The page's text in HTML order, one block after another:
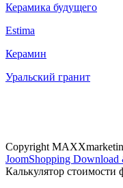
Керамика будущего
Estima
Керамин
Уральский гранит
Copyright
JoomShopping Download
Калькулятор стоимости